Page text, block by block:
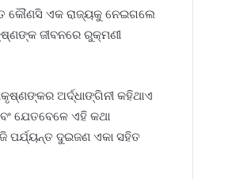
କୌଣସି ଏକ ରାଜ୍ୟକୁ ନେଇଗଲେ
ଜୀବନରେ ରୁକ୍ମଣୀ
ଅର୍ଦ୍ଧାଙ୍ଗିନୀ କହିଥାଏ
ଯେତବେଳେ ଏହି କଥା
ପର୍ଯ୍ୟନ୍ତ ଦୁଇଜଣ ଏକା ସହିତ